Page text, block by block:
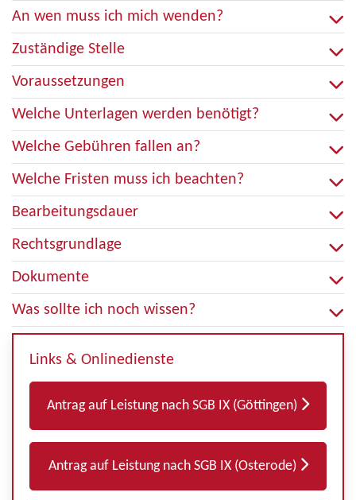
An wen muss ich mich wenden?
Zuständige Stelle
Voraussetzungen
Welche Unterlagen werden benötigt?
Welche Gebühren fallen an?
Welche Fristen muss ich beachten?
Bearbeitungsdauer
Rechtsgrundlage
Dokumente
Was sollte ich noch wissen?
Links & Onlinedienste
Antrag auf Leistung nach SGB IX (Göttingen)
Antrag auf Leistung nach SGB IX (Osterode)